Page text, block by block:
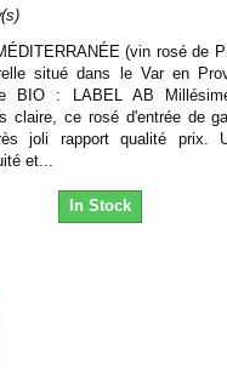
(vin rosé de
situé dans le Var en
BIO : LABEL AB
claire, ce rosé d'entrée de
joli rapport qualité prix.
et...
In Stock